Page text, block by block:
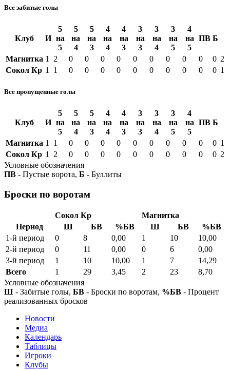
Все забитые голы
Клуб И
5
на
5
5
на
4
5
на
3
4
на
4
4
на
3
3
на
3
3
на
4
3
на
5
4
на
5
ПВ Б
Магнитка 1 2 0 0 0 0 0 0 0 0 0 0 2
Сокол Кр 1 1 0 0 0 0 0 0 0 0 0 0 1
Все пропущенные голы
Клуб И
5
на
5
5
на
4
5
на
3
4
на
4
4
на
3
3
на
3
3
на
4
3
на
5
4
на
5
ПВ Б
Магнитка 1 1 0 0 0 0 0 0 0 0 0 0 1
Сокол Кр 1 2 0 0 0 0 0 0 0 0 0 0 2
Условные обозначения
ПВ - Пустые ворота, Б - Буллиты
Броски по воротам
Сокол Кр
Магнитка
Период
Ш БВ %БВ Ш БВ
%БВ
1-й период
0 8 0,00 1 10
10,00
2-й период
0 11 0,00 0 6
0,00
3-й период
1 10 10,00 1 7
14,29
Всего
1 29 3,45 2 23
8,70
Условные обозначения
Ш - Забитые голы, БВ - Броски по воротам, %БВ - Процент
реализованных бросков
Новости
Медиа
Календарь
Таблицы
Игроки
Клубы